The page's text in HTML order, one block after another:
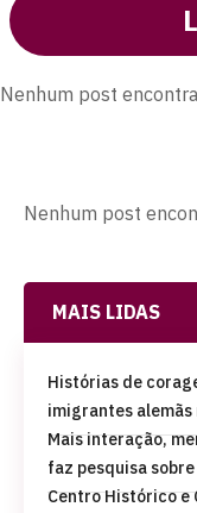
Nenhum post
Nenhum post
MAIS LIDAS
Histórias de
imigrantes alemãs
Mais interação,
faz pesquisa
Centro Histórico e